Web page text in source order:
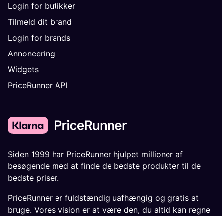
Login for butikker
Tilmeld dit brand
Login for brands
Annoncering
Widgets
PriceRunner API
Siden 1999 har PriceRunner hjulpet millioner af
besøgende med at finde de bedste produkter til de
bedste priser.
PriceRunner er fuldstændig uafhængig og gratis at
bruge. Vores vision er at være den, du altid kan regne